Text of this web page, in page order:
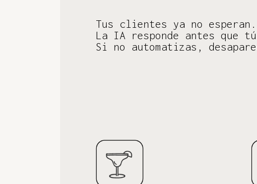
Tus clientes ya no esperan.
La IA responde antes que
Si no automatizas,